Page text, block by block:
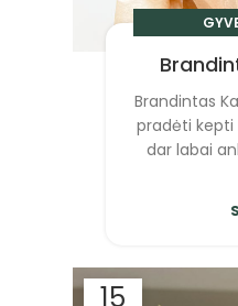
Brandintas
pradėti kepti
dar labai
15